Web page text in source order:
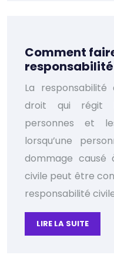
Comment
La
droit qui régit
personnes et
lorsqu’une
dommage causé
civile peut être
responsabilité
LIRE LA SUITE